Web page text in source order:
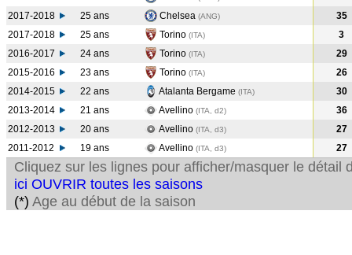
2017-2018
25 ans Chelsea (ANG)
35
2017-2018
25 ans Torino (ITA)
3
2016-2017
24 ans Torino (ITA)
29
2015-2016
23 ans Torino (ITA)
26
2014-2015
22 ans Atalanta Bergame (ITA)
30
2013-2014
21 ans Avellino (ITA, d2)
36
2012-2013
20 ans Avellino (ITA, d3)
27
2011-2012
19 ans Avellino (ITA, d3) 27
Cliquez sur les lignes pour afficher/masquer le détail
ici OUVRIR toutes les saisons
(*) Age au début de la saison